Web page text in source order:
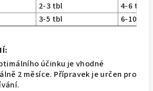
2-3 tbl
4-6 tbl
3-5 tbl 6-10 tbl
účinku je vhodné
2 měsíce. Přípravek je určen pro